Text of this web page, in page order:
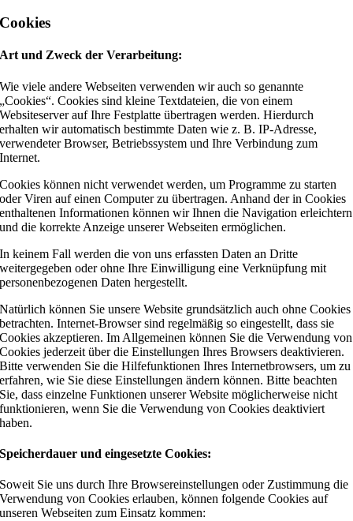
Cookies
Art und Zweck der Verarbeitung:
Wie viele andere Webseiten verwenden wir auch so genannte
„Cookies“. Cookies sind kleine Textdateien, die von einem
Websiteserver auf Ihre Festplatte übertragen werden. Hierdurch
erhalten wir automatisch bestimmte Daten wie z. B. IP-Adresse,
verwendeter Browser, Betriebssystem und Ihre Verbindung zum
Internet.
Cookies können nicht verwendet werden, um Programme zu starten
oder Viren auf einen Computer zu übertragen. Anhand der in Cookies
enthaltenen Informationen können wir Ihnen die Navigation erleichtern
und die korrekte Anzeige unserer Webseiten ermöglichen.
In keinem Fall werden die von uns erfassten Daten an Dritte
weitergegeben oder ohne Ihre Einwilligung eine Verknüpfung mit
personenbezogenen Daten hergestellt.
Natürlich können Sie unsere Website grundsätzlich auch ohne Cookies
betrachten. Internet-Browser sind regelmäßig so eingestellt, dass sie
Cookies akzeptieren. Im Allgemeinen können Sie die Verwendung von
Cookies jederzeit über die Einstellungen Ihres Browsers deaktivieren.
Bitte verwenden Sie die Hilfefunktionen Ihres Internetbrowsers, um zu
erfahren, wie Sie diese Einstellungen ändern können. Bitte beachten
Sie, dass einzelne Funktionen unserer Website möglicherweise nicht
funktionieren, wenn Sie die Verwendung von Cookies deaktiviert
haben.
Speicherdauer und eingesetzte Cookies:
Soweit Sie uns durch Ihre Browsereinstellungen oder Zustimmung die
Verwendung von Cookies erlauben, können folgende Cookies auf
unseren Webseiten zum Einsatz kommen: